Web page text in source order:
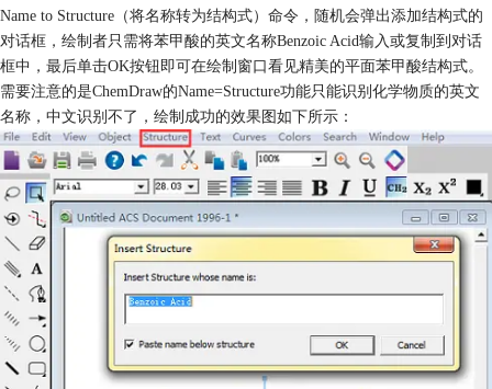
Name to Structure（将名称转为结构式）命令，随机会弹出添加结构式的
对话框，绘制者只需将苯甲酸的英文名称Benzoic Acid输入或复制到对话
框中，最后单击OK按钮即可在绘制窗口看见精美的平面苯甲酸结构式。
需要注意的是ChemDraw的Name=Structure功能只能识别化学物质的英文
名称，中文识别不了，绘制成功的效果图如下所示：